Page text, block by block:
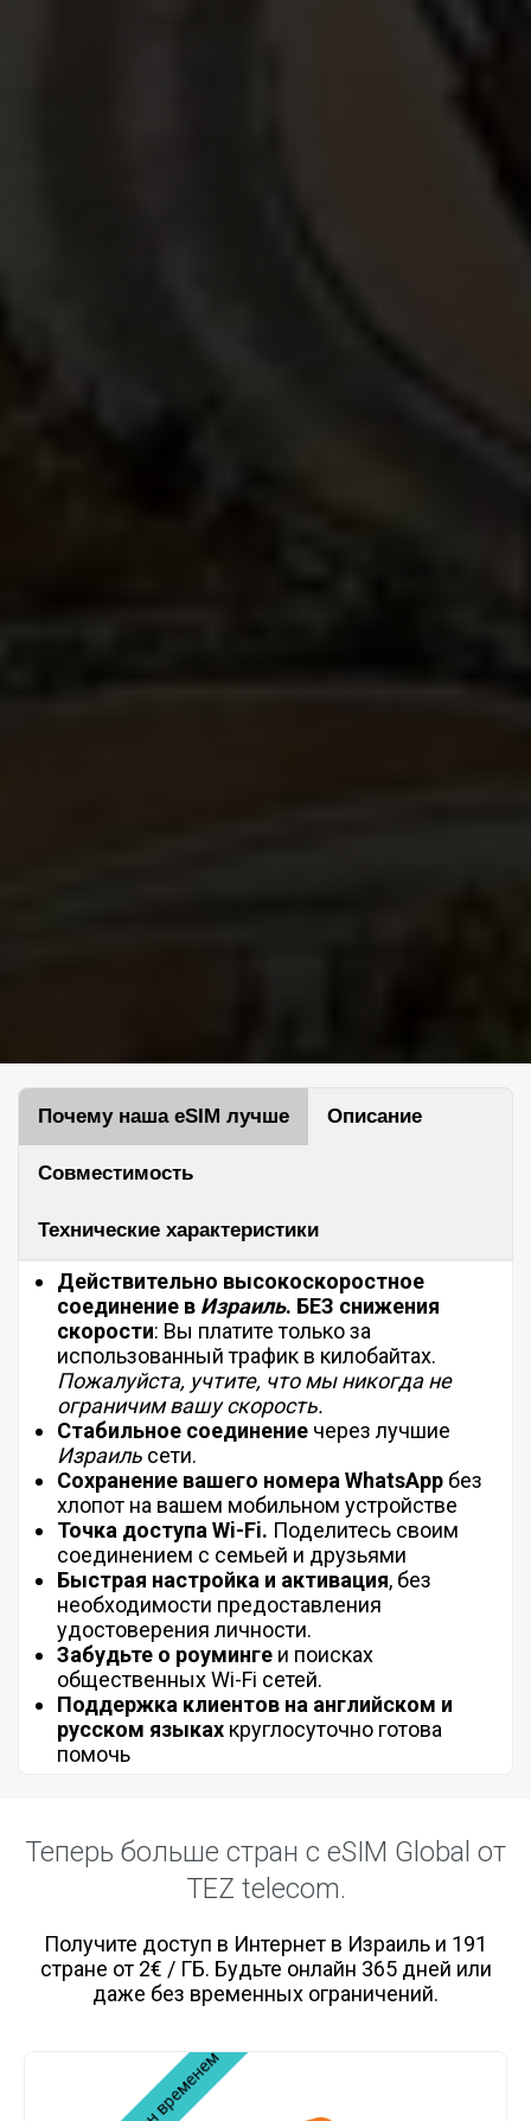
Почему наша eSIM лучше Описание
Совместимость
Технические характеристики
Действительно высокоскоростное
соединение в Израиль. БЕЗ снижения
скорости: Вы платите только за
использованный трафик в килобайтах.
Пожалуйста, учтите, что мы никогда не
ограничим вашу скорость.
Стабильное соединение через лучшие
Израиль сети.
Сохранение вашего номера WhatsApp без
хлопот на вашем мобильном устройстве
Точка доступа Wi-Fi. Поделитесь своим
соединением с семьей и друзьями
Быстрая настройка и активация, без
необходимости предоставления
удостоверения личности.
Забудьте о роуминге и поисках
общественных Wi-Fi сетей.
Поддержка клиентов на английском и
русском языках круглосуточно готова
помочь
Теперь больше стран с eSIM Global от
TEZ telecom.
Получите доступ в Интернет в Израиль и 191
стране от 2€ / ГБ. Будьте онлайн 365 дней или
даже без временных ограничений.